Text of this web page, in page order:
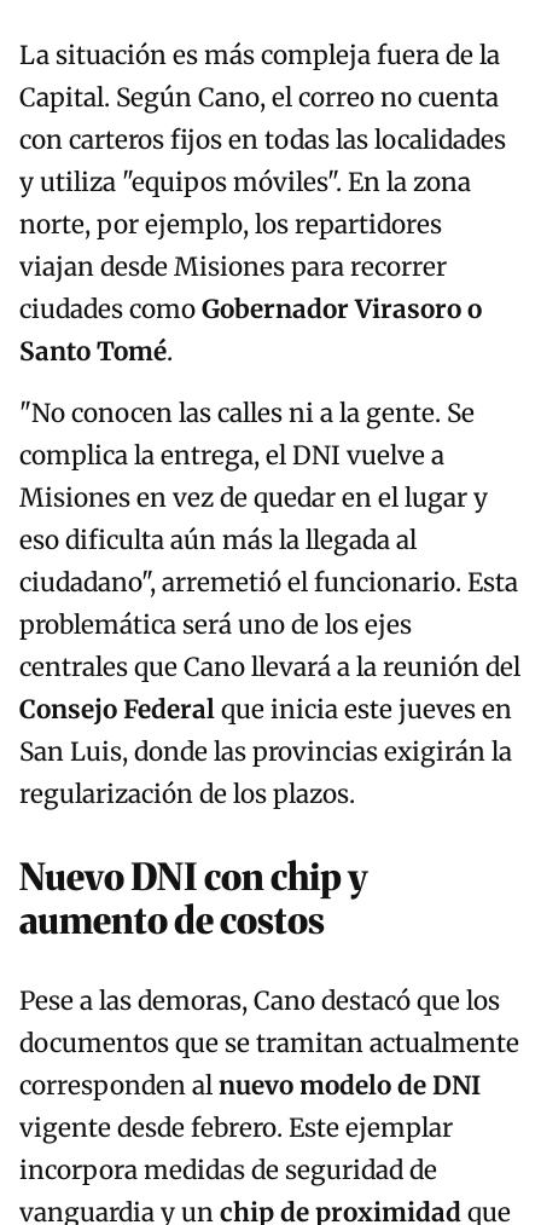
La situación es más compleja fuera de la
Capital. Según Cano, el correo no cuenta
con carteros fijos en todas las localidades
y utiliza "equipos móviles". En la zona
norte, por ejemplo, los repartidores
viajan desde Misiones para recorrer
ciudades comoGobernador Virasoro o
Santo Tomé.
"No conocen las calles ni a la gente. Se
complica la entrega, el DNI vuelve a
Misiones en vez de quedar en el lugar y
eso dificulta aún más la llegada al
ciudadano", arremetió el funcionario. Esta
problemática será uno de los ejes
centrales que Cano llevará a la reunión del
Consejo Federalque inicia este jueves en
San Luis, donde las provincias exigirán la
regularización de los plazos.
Nuevo DNI con chip y
aumento de costos
Pese a las demoras, Cano destacó que los
documentos que se tramitan actualmente
corresponden alnuevo modelo de DNI
vigente desde febrero. Este ejemplar
incorpora medidas de seguridad de
vanguardia y unchip de proximidadque